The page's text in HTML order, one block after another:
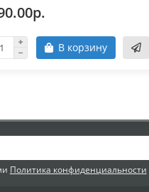
В корзину
Политика конфиденциальности